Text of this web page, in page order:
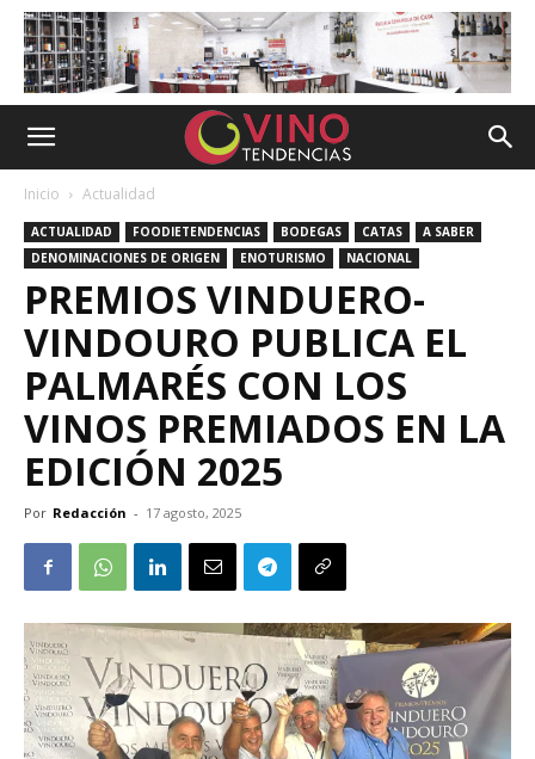
Inicio Actualidad
ACTUALIDAD FOODIETENDENCIAS BODEGAS CATAS
A SABER
DENOMINACIONES DE ORIGEN
ENOTURISMO NACIONAL
PREMIOS VINDUERO-
VINDOURO PUBLICA EL
PALMARÉS CON LOS
VINOS PREMIADOS EN LA
EDICIÓN 2025
Por Redacción - 17 agosto, 2025